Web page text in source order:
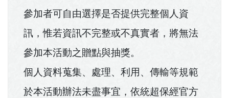
參加者可自由選擇是否提供完整個人資
訊，惟若資訊不完整或不真實者，將無法
參加本活動之贈點與抽獎。
個人資料蒐集、處理、利用、傳輸等規範
於本活動辦法未盡事宜，依統超保經官方